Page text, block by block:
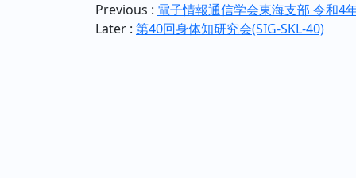
Previous : 電子情報通信学会東海支部 令和4
Later : 第40回身体知研究会(SIG-SKL-40)